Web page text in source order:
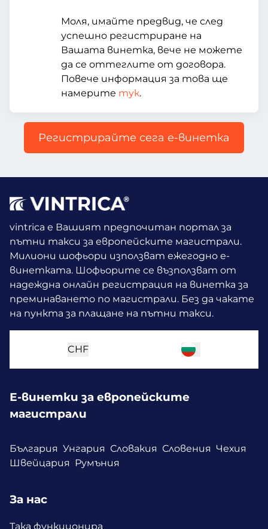
Моля, имайте предвид, че след
успешно регистриране на
Вашата винетка, вече не можете
да се оттеглите от договора.
Повече информация за това ще
намерите тук.
Регистрирайте сега е-винетка
vintrica е Вашият предпочитан портал за
пътни такси за европейските магистрали.
Милиони шофьори използват ежегодно е-
винетката. Шофьорите се възползват от
надеждна онлайн регистрация на винетка за
преминаването по магистрали. Без да чакате
на пункта за плащане на пътни такси.
CHF
Е-винетки за европейските
магистрали
България Унгария Словакия Словения Чехия
Швейцария
Румъния
За нас
Така функционира